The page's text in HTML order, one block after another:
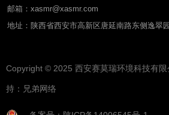
邮箱：xasmr@xasmr.com
地址：陕西省西安市高新区唐延南路东侧逸翠
Copyright © 2025 西安赛莫瑞环境
持： 兄弟网络